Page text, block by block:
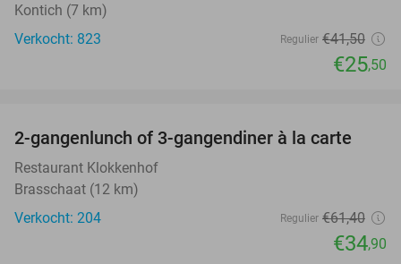
Kontich (7 km)
Verkocht: 823
Regulier €41,50
€25,50
43%
2-gangenlunch of 3-gangendiner à la carte
Restaurant Klokkenhof
Brasschaat (12 km)
Verkocht: 204
Regulier €61,40
€34,90